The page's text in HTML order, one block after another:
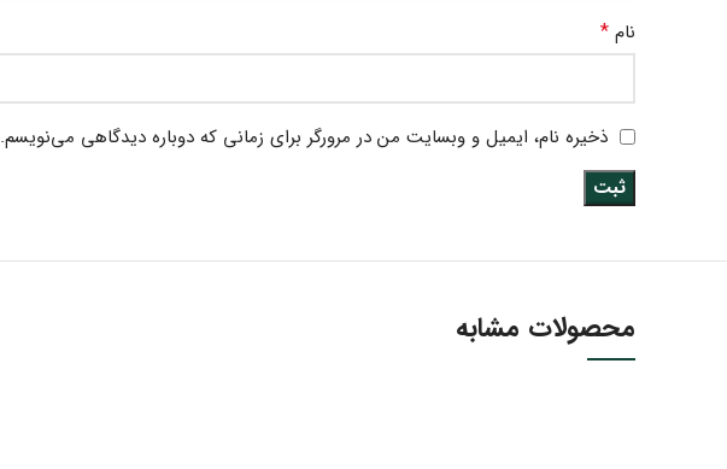
نام *
ذخیره نام، ایمیل و وبسایت من در مرورگر برای زمانی که دوباره دیدگاهی می‌نویسم.
محصولات مشابه